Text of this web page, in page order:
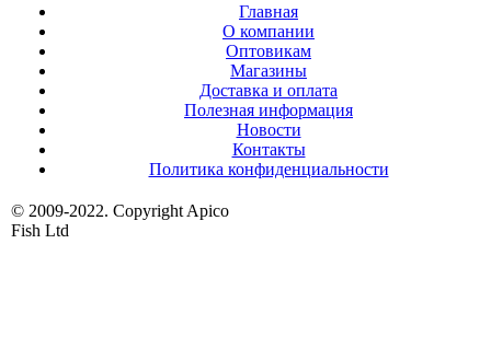
Главная
О компании
Оптовикам
Магазины
Доставка и оплата
Полезная информация
Новости
Контакты
Политика конфиденциальности
© 2009-2022. Copyright Apico
Fish Ltd